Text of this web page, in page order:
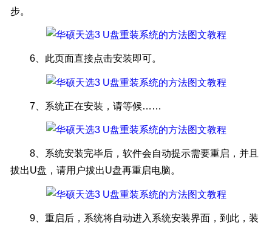
步。
6、此页面直接点击安装即可。
7、系统正在安装，请等候……
8、系统安装完毕后，软件会自动提示需要重启，并且
拔出U盘，请用户拔出U盘再重启电脑。
9、重启后，系统将自动进入系统安装界面，到此，装